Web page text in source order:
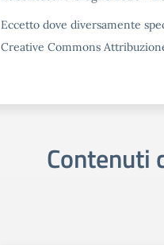
Eccetto dove diversamente
Creative Commons
Contenuti